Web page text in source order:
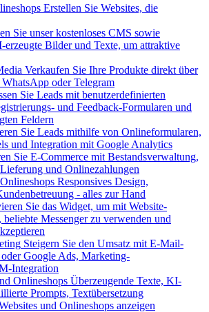
Erstellen Sie Websites, die
Sie unser kostenloses CMS sowie
Bilder und Texte, um attraktive
Verkaufen Sie Ihre Produkte direkt über
oder Telegram
Sie Leads mit benutzerdefinierten
und Feedback-Formularen und
Feldern
Sie Leads mithilfe von Onlineformularen,
und Integration mit Google Analytics
Sie E-Commerce mit Bestandsverwaltung,
und Onlinezahlungen
Responsives Design,
- alles zur Hand
Sie das Widget, um mit Website-
beliebte Messenger zu verwenden und
Steigern Sie den Umsatz mit E-Mail-
Google Ads, Marketing-
Integration
Onlineshops Überzeugende Texte, KI-
Prompts, Textübersetzung
und Onlineshops anzeigen